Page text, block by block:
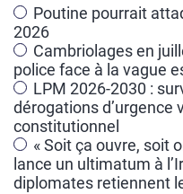
a
t
i
v
e
:
Poutine pourrait
2026
Cambriolages en
police face à la vague
LPM 2026-2030 :
dérogations d’urgence
constitutionnel
« Soit ça ouvre, soit
lance un ultimatum à
diplomates retiennent